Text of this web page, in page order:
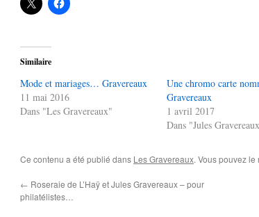
Similaire
Mode et mariages… Gravereaux
11 mai 2016
Dans "Les Gravereaux"
Une chromo carte
Gravereaux
1 avril 2017
Dans "Jules
Ce contenu a été publié dans Les Gravereaux. Vous pouvez
← Roseraie de L’Haÿ et Jules Gravereaux – pour
philatélistes…